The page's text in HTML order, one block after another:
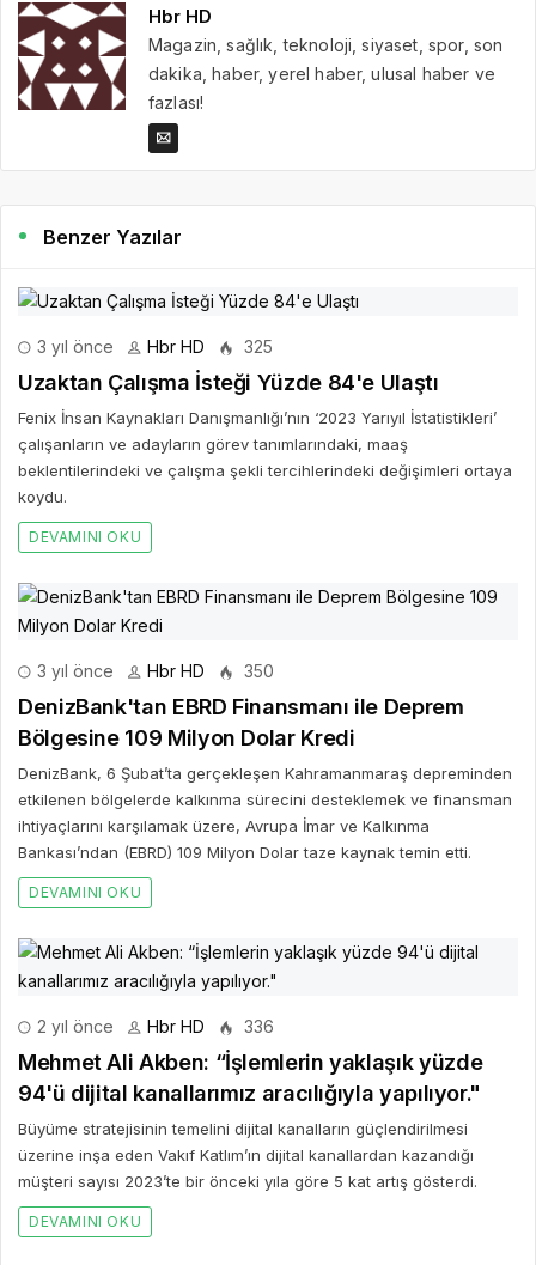
Hbr HD
Magazin, sağlık, teknoloji, siyaset, spor, son
dakika, haber, yerel haber, ulusal haber ve
fazlası!
Benzer Yazılar
3 yıl önce Hbr HD 325
Uzaktan Çalışma İsteği Yüzde 84'e Ulaştı
Fenix İnsan Kaynakları Danışmanlığı’nın ‘2023 Yarıyıl İstatistikleri’
çalışanların ve adayların görev tanımlarındaki, maaş
beklentilerindeki ve çalışma şekli tercihlerindeki değişimleri ortaya
koydu.
DEVAMINI OKU
3 yıl önce Hbr HD 350
DenizBank'tan EBRD Finansmanı ile Deprem
Bölgesine 109 Milyon Dolar Kredi
DenizBank, 6 Şubat’ta gerçekleşen Kahramanmaraş depreminden
etkilenen bölgelerde kalkınma sürecini desteklemek ve finansman
ihtiyaçlarını karşılamak üzere, Avrupa İmar ve Kalkınma
Bankası’ndan (EBRD) 109 Milyon Dolar taze kaynak temin etti.
DEVAMINI OKU
2 yıl önce Hbr HD 336
Mehmet Ali Akben: “İşlemlerin yaklaşık yüzde
94'ü dijital kanallarımız aracılığıyla yapılıyor."
Büyüme stratejisinin temelini dijital kanalların güçlendirilmesi
üzerine inşa eden Vakıf Katlım’ın dijital kanallardan kazandığı
müşteri sayısı 2023’te bir önceki yıla göre 5 kat artış gösterdi.
DEVAMINI OKU